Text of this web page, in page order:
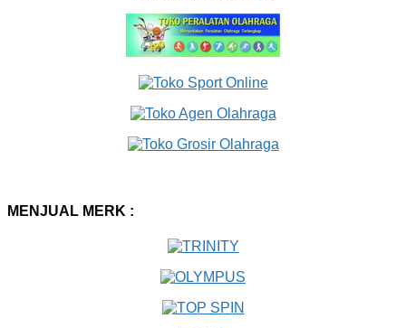
MENJUAL MERK :